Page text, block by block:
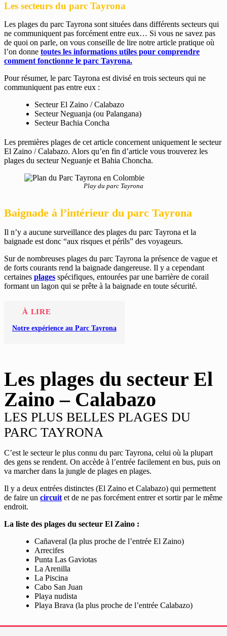
Les secteurs du parc Tayrona
Les plages du parc Tayrona sont situées dans différents secteurs qui
ne communiquent pas forcément entre eux… Si vous ne savez pas
de quoi on parle, on vous conseille de lire notre article pratique où
l’on donne toutes les informations utiles pour comprendre
comment fonctionne le parc Tayrona.
Pour résumer, le parc Tayrona est divisé en trois secteurs qui ne
communiquent pas entre eux :
Secteur El Zaino / Calabazo
Secteur Neguanja (ou Palangana)
Secteur Bachia Concha
Les premières plages de cet article concernent uniquement le secteur
El Zaino / Calabazo. Alors qu’en fin d’article vous trouverez les
plages du secteur Neguanje et Bahia Choncha.
Play du parc Tayrona
Baignade à l’intérieur du parc Tayrona
Il n’y a aucune surveillance des plages du parc Tayrona et la
baignade est donc “aux risques et périls” des voyageurs.
Sur de nombreuses plages du parc Tayrona la présence de vague et
de forts courants rend la baignade dangereuse. Il y a cependant
certaines plages spécifiques, entourées par une barrière de corail
formant un lagon qui se prête à la baignade en toute sécurité.
À LIRE
Notre expérience au Parc Tayrona
Les plages du secteur El
Zaino – Calabazo
LES PLUS BELLES PLAGES DU
PARC TAYRONA
C’est le secteur le plus connu du parc Tayrona, celui où la plupart
des gens se rendent. On accède à l’entrée facilement en bus, puis on
va marcher dans la jungle de plages en plages.
Il y a deux entrées distinctes (El Zaino et Calabazo) qui permettent
de faire un circuit et de ne pas forcément entrer et sortir par le même
endroit.
La liste des plages du secteur El Zaino :
Cañaveral (la plus proche de l’entrée El Zaino)
Arrecifes
Punta Las Gaviotas
La Arenilla
La Piscina
Cabo San Juan
Playa nudista
Playa Brava (la plus proche de l’entrée Calabazo)